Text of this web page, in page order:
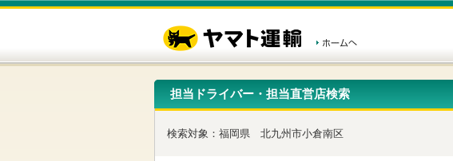
こ
ジ
ペ
移
こ
ヘ
こ
本
担当ドライバー・担当直営店検索
検索対象： 福岡県 北九州市小倉南区